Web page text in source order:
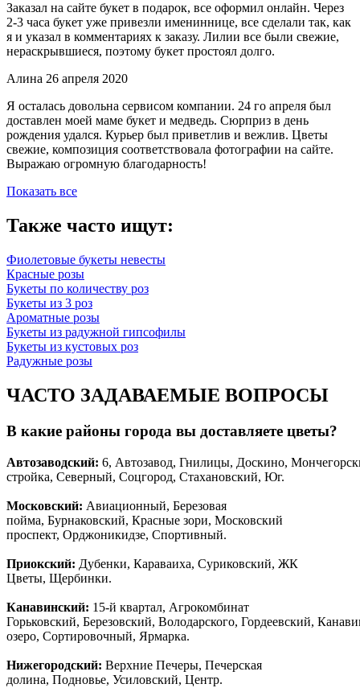
Заказал на сайте букет в подарок, все оформил онлайн. Через
2-3 часа букет уже привезли имениннице, все сделали так, как
я и указал в комментариях к заказу. Лилии все были свежие,
нераскрывшиеся, поэтому букет простоял долго.
Алина 26 апреля 2020
Я осталась довольна сервисом компании. 24 го апреля был
доставлен моей маме букет и медведь. Сюрприз в день
рождения удался. Курьер был приветлив и вежлив. Цветы
свежие, композиция соответствовала фотографии на сайте.
Выражаю огромную благодарность!
Показать все
Также часто ищут:
Фиолетовые букеты невесты
Красные розы
Букеты по количеству роз
Букеты из 3 роз
Ароматные розы
Букеты из радужной гипсофилы
Букеты из кустовых роз
Радужные розы
ЧАСТО ЗАДАВАЕМЫЕ ВОПРОСЫ
В какие районы города вы доставляете цветы?
Автозаводский: 6, Автозавод, Гнилицы, Доскино,
стройка, Северный, Соцгород, Стахановский, Юг.
Московский: Авиационный, Березовая
пойма, Бурнаковский, Красные зори, Московский
проспект, Орджоникидзе, Спортивный.
Приокский: Дубенки, Караваиха, Суриковский, ЖК
Цветы, Щербинки.
Канавинский: 15-й квартал, Агрокомбинат
Горьковский, Березовский, Володарского, Гордеевский,
озеро, Сортировочный, Ярмарка.
Нижегородский: Верхние Печеры, Печерская
долина, Подновье, Усиловский, Центр.